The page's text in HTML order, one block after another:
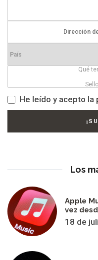
He leído y acepto la
Los
Apple
vez
18 de